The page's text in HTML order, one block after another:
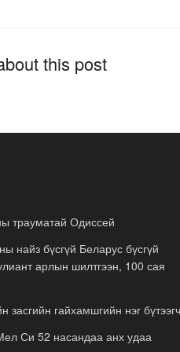
this post
трауматай Одиссей
бүсгүй Беларус бүсгүй
арлын шилтгээн, 100 сая
засгийн гайхамшгийн нэг
Си 52 насандаа анх удаа